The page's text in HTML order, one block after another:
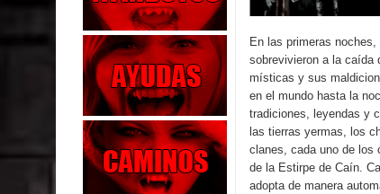
Parte 03: Reflexiones
En las primeras
sobrevivieron a la caída
místicas y sus
en el mundo hasta la
tradiciones, leyendas y
las tierras yermas, los
clanes, cada uno de los
de la Estirpe de Caín.
adopta de manera